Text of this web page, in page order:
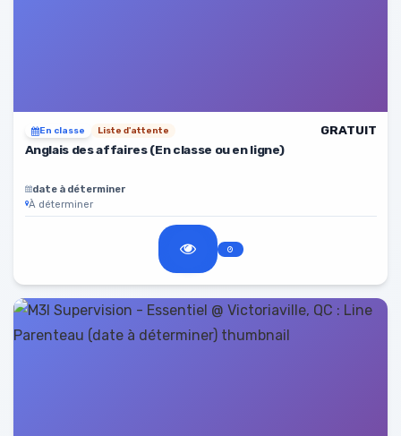
En classe Liste d'attente
GRATUIT
Anglais des affaires (En classe ou en ligne)
date à déterminer
À déterminer